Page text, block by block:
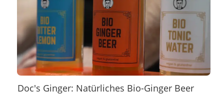
Doc's Ginger: Natürliches Bio-Ginger Beer